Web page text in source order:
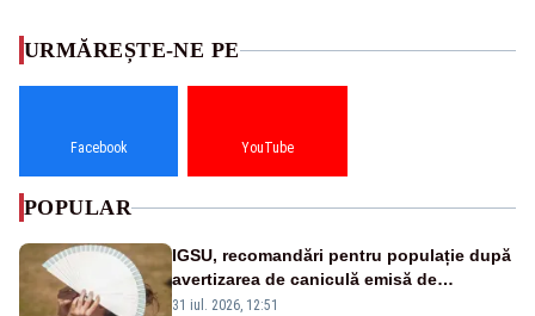
URMĂREȘTE-NE PE
Facebook YouTube
POPULAR
IGSU, recomandări pentru populație după
avertizarea de caniculă emisă de
meteorologi
31 iul. 2026, 12:51